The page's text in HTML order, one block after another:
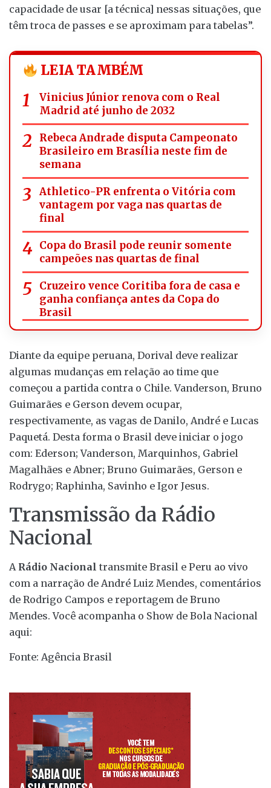
capacidade de usar [a técnica] nessas situações, que
têm troca de passes e se aproximam para tabelas”.
LEIA TAMBÉM
Vinicius Júnior renova com o Real
Madrid até junho de 2032
Rebeca Andrade disputa Campeonato
Brasileiro em Brasília neste fim de
semana
Athletico-PR enfrenta o Vitória com
vantagem por vaga nas quartas de
final
Copa do Brasil pode reunir somente
campeões nas quartas de final
Cruzeiro vence Coritiba fora de casa e
ganha confiança antes da Copa do
Brasil
Diante da equipe peruana, Dorival deve realizar
algumas mudanças em relação ao time que
começou a partida contra o Chile. Vanderson, Bruno
Guimarães e Gerson devem ocupar,
respectivamente, as vagas de Danilo, André e Lucas
Paquetá. Desta forma o Brasil deve iniciar o jogo
com: Ederson; Vanderson, Marquinhos, Gabriel
Magalhães e Abner; Bruno Guimarães, Gerson e
Rodrygo; Raphinha, Savinho e Igor Jesus.
Transmissão da Rádio
Nacional
A Rádio Nacional transmite Brasil e Peru ao vivo
com a narração de André Luiz Mendes, comentários
de Rodrigo Campos e reportagem de Bruno
Mendes. Você acompanha o Show de Bola Nacional
aqui:
Fonte: Agência Brasil